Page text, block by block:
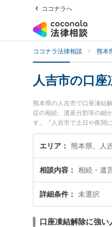
ココナラへ
ココナラ法律相談 熊本
人吉市の口
熊本県の人吉市で口座凍結
症の相続、遺産分割等の細
す。『人吉市で土日や夜間
談無料で口座凍結解除を法
エリア 熊本県、人
相談内容 相続・遺
詳細条件 未選択
口座凍結解除に強